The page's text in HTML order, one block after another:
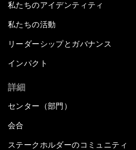
私たちのアイデンティティ
私たちの活動
リーダーシップとガバナンス
インパクト
詳細
センター（部門）
会合
ステークホルダーのコミュニティ